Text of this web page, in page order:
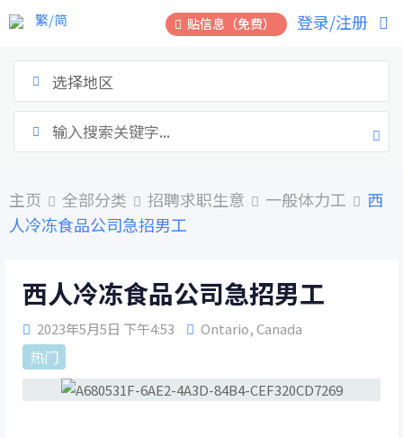
跳
到
贴信息（免费） 登录/注册
繁/简
选择地区
主页 全部分类 招聘求职生意 一般体力工
西
人冷冻食品公司急招男工
西人冷冻食品公司急招男工
2023年5月5日 下午4:53 Ontario,Canada
热门